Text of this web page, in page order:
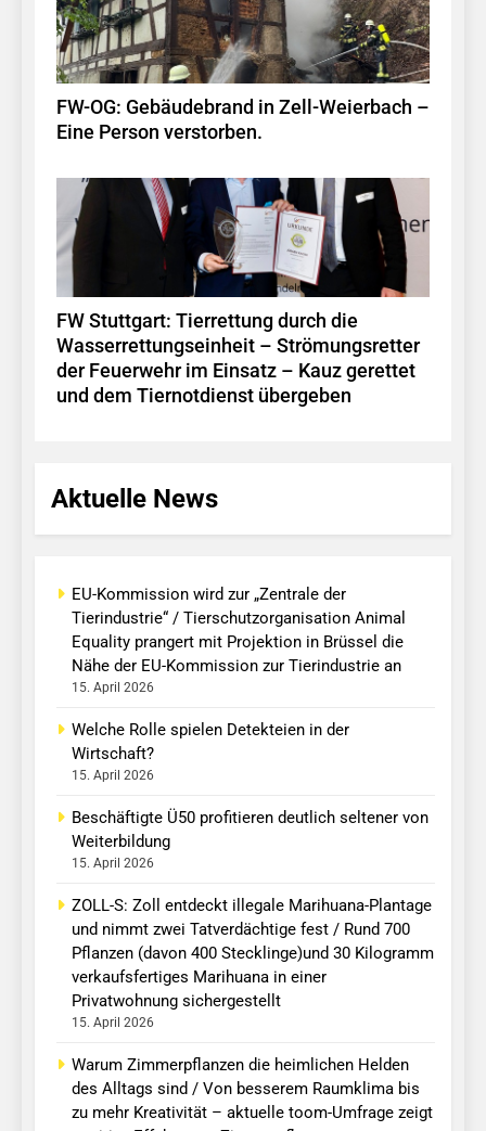
FW-OG: Gebäudebrand in Zell-Weierbach –
Eine Person verstorben.
FW Stuttgart: Tierrettung durch die
Wasserrettungseinheit – Strömungsretter
der Feuerwehr im Einsatz – Kauz gerettet
und dem Tiernotdienst übergeben
Aktuelle News
EU-Kommission wird zur „Zentrale der
Tierindustrie“ / Tierschutzorganisation Animal
Equality prangert mit Projektion in Brüssel die
Nähe der EU-Kommission zur Tierindustrie an
15. April 2026
Welche Rolle spielen Detekteien in der
Wirtschaft?
15. April 2026
Beschäftigte Ü50 profitieren deutlich seltener von
Weiterbildung
15. April 2026
ZOLL-S: Zoll entdeckt illegale Marihuana-Plantage
und nimmt zwei Tatverdächtige fest / Rund 700
Pflanzen (davon 400 Stecklinge)und 30 Kilogramm
verkaufsfertiges Marihuana in einer
Privatwohnung sichergestellt
15. April 2026
Warum Zimmerpflanzen die heimlichen Helden
des Alltags sind / Von besserem Raumklima bis
zu mehr Kreativität – aktuelle toom-Umfrage zeigt